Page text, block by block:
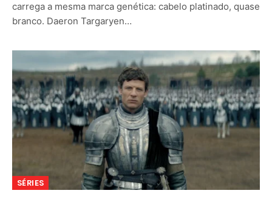
carrega a mesma marca genética: cabelo platinado, quase
branco. Daeron Targaryen…
SÉRIES